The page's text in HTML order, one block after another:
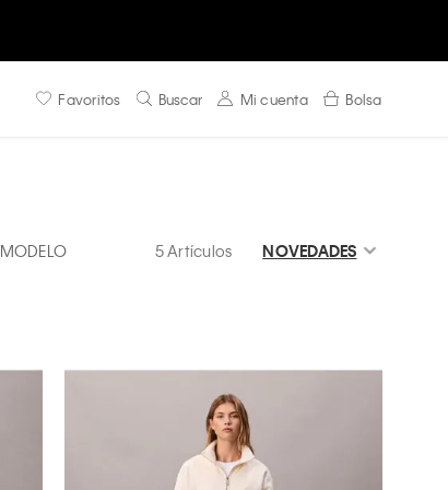
Favoritos Buscar Mi cuenta Bolsa
NOVEDADES
MODELO 5 Artículos